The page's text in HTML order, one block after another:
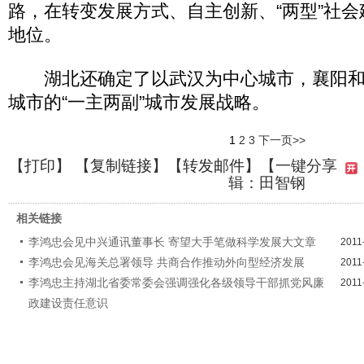
路，在转变发展方式、自主创新、“两型”社
地位。
湖北还确定了以武汉为中心城市，襄阳
城市的“一主两副”城市发展战略。
1 2 3 下一页>>
【打印】 【复制链接】【转发邮件】
【一键分享
辑：田智钢
相关链接
李鸿忠会见中兴通讯董事长 寄望大手笔做科学发展大文章
李鸿忠会见海关总署领导 共商合作推动外向型经济发展
李鸿忠主持湖北省委常委会强调强化各级领导干部抓党风廉
政建设责任意识